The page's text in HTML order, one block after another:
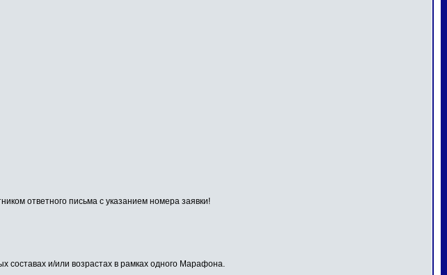
ответного письма с указанием номера заявки!
составах и/или возрастах в рамках одного Марафона.